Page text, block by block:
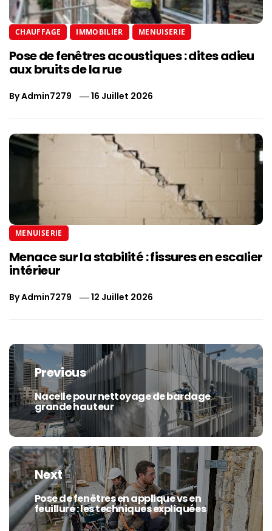
CHAUFFAGE IMMOBILIER MENUISERIE
Pose de fenêtres acoustiques : dites adieu
aux bruits de la rue
ByAdmin7279 16 Juillet 2026
MENUISERIE
Menace sur la stabilité : fissures en escalier
intérieur
ByAdmin7279 12 Juillet 2026
Navigation
de
l’article
Previous
Previous
post:
Nacelle pour nettoyage de bardage
grande hauteur
Next
Next
post:
Pose de fenêtres en applique vs en
feuillure : les techniques expliquées